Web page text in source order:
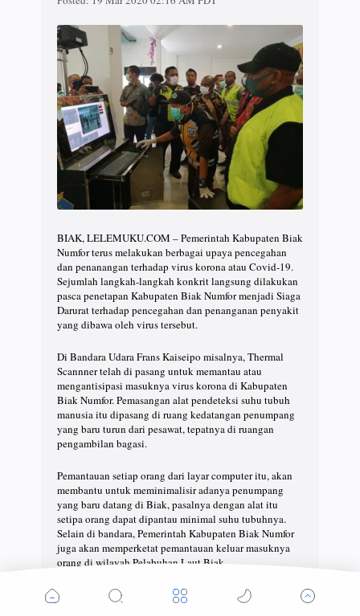
BIAK, LELEMUKU.COM – Pemerintah Kabupaten Biak
Numfor terus melakukan berbagai upaya pencegahan
dan penanangan terhadap virus korona atau Covid-19.
Sejumlah langkah-langkah konkrit langsung dilakukan
pasca penetapan Kabupaten Biak Numfor menjadi Siaga
Darurat terhadap pencegahan dan penanganan penyakit
yang dibawa oleh virus tersebut.
Di Bandara Udara Frans Kaiseipo misalnya, Thermal
Scannner telah di pasang untuk memantau atau
mengantisipasi masuknya virus korona di Kabupaten
Biak Numfor. Pemasangan alat pendeteksi suhu tubuh
manusia itu dipasang di ruang kedatangan penumpang
yang baru turun dari pesawat, tepatnya di ruangan
pengambilan bagasi.
Pemantauan setiap orang dari layar computer itu, akan
membantu untuk meminimalisir adanya penumpang
yang baru datang di Biak, pasalnya dengan alat itu
setipa orang dapat dipantau minimal suhu tubuhnya.
Selain di bandara, Pemerintah Kabupaten Biak Numfor
juga akan memperketat pemantauan keluar masuknya
orang di wilayah Pelabuhan Laut Biak.
"Pemerintah Daerah juga memberikan memberikan